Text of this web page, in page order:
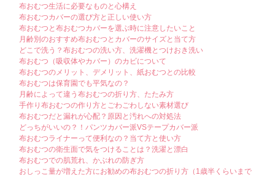
布おむつ生活に必要なものと心構え
布おむつカバーの選び方と正しい使い方
布おむつと布おむつカバーを選ぶ時に注意したいこと
月齢別のおすすめ布おむつとカバーのサイズと当て方
どこで洗う？布おむつの洗い方、洗濯機とつけおき洗い
布おむつ（吸収体やカバー）のカビについて
布おむつのメリット、デメリット、紙おむつとの比較
布おむつは保育園でも平気なの？
月齢によって違う布おむつの折り方、たたみ方
手作り布おむつの作り方とごわごわしない素材選び
布おむつだと漏れが心配？原因と汚れへの対処法
どっちがいいの？！パンツカバー派VSテープカバー派
布おむつライナーって便利なの？当て方と使い方
布おむつの衛生面で気をつけることは？洗濯と漂白
布おむつでの肌荒れ、かぶれの防ぎ方
おしっこ量が増えた方にお勧めの布おむつの折り方（1歳半くらいまで